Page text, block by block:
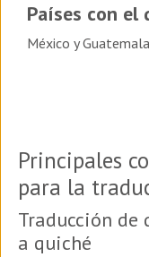
Países con el
México y
Principales
para la
Traducción de
a quiché